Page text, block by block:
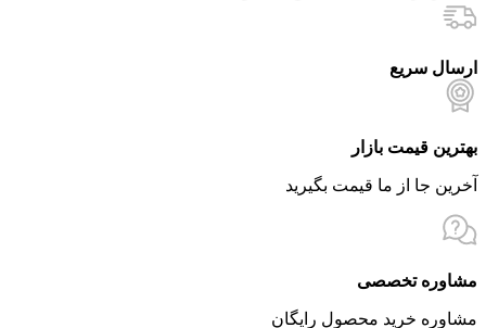
ارسال سریع
بهترین قیمت بازار
آخرین جا از ما قیمت بگیرید
مشاوره تخصصی
مشاوره خرید محصول رایگان